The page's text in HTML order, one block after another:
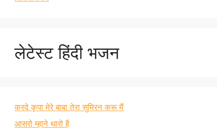
लेटेस्ट हिंदी भजन
करदे कृपा मेरे बाबा तेरा सुमिरन करू मैं
आसरो म्हाने थारो है